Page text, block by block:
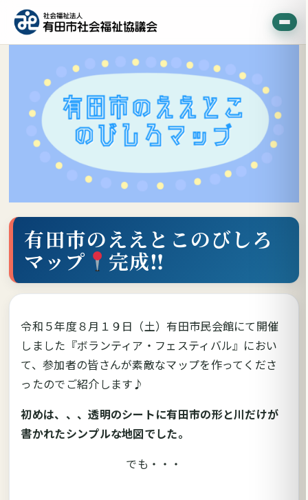
有田市のええとこのびしろ
マップ 完成‼
令和５年度８月１９日（土）有田市民会館にて開催
しました『ボランティア・フェスティバル』におい
て、参加者の皆さんが素敵なマップを作ってくださ
ったのでご紹介します♪
初めは、、、透明のシートに有田市の形と川だけが
書かれたシンプルな地図でした。
でも・・・